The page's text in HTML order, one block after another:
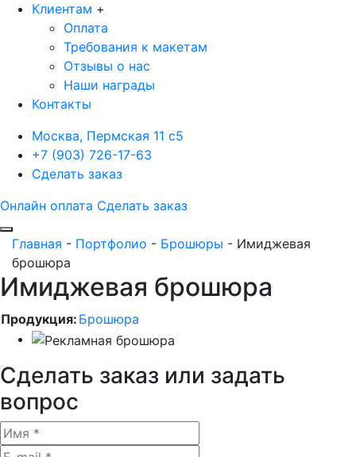
Клиентам +
Оплата
Требования к макетам
Отзывы о нас
Наши награды
Контакты
Москва, Пермская 11 с5
+7 (903) 726-17-63
Сделать заказ
Онлайн оплата Сделать заказ
Главная - Портфолио - Брошюры - Имиджевая
брошюра
Имиджевая брошюра
Продукция: Брошюра
Сделать заказ или задать
вопрос